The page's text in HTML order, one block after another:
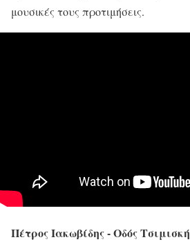
μουσικές τους προτιμήσεις.
Πέτρος Ιακωβίδης - Οδός Τσιμισκή